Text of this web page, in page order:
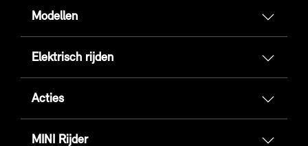
Modellen
Elektrisch rijden
Acties
MINI Rijder